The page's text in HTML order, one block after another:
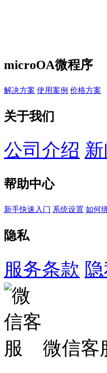
microOA微程序
解决方案 使用案例 价格方案
关于我们
公司介绍
帮助中心
新手快速入门 系统设置 如何
隐私
服务条款
微信客